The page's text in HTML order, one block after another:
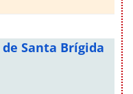
Santa Brígida